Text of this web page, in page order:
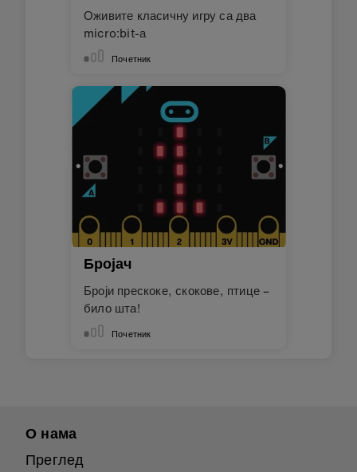
Оживите класичну игру са два
micro:bit-а
Почетник
Бројач
Броји прескоке, скокове, птице –
било шта!
Почетник
О нама
Преглед